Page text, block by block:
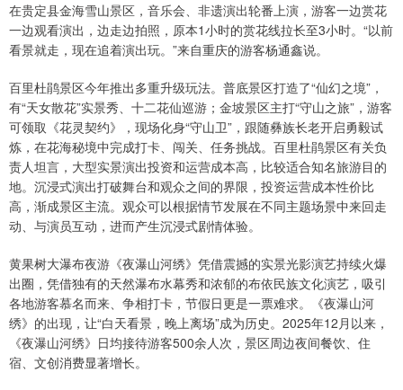
在贵定县金海雪山景区，音乐会、非遗演出轮番上演，游客一边赏花
一边观看演出，边走边拍照，原本1小时的赏花线拉长至3小时。“以前
看景就走，现在追着演出玩。”来自重庆的游客杨通鑫说。
百里杜鹃景区今年推出多重升级玩法。普底景区打造了“仙幻之境”，
有“天女散花”实景秀、十二花仙巡游；金坡景区主打“守山之旅”，游客
可领取《花灵契约》，现场化身“守山卫”，跟随彝族长老开启勇毅试
炼，在花海秘境中完成打卡、闯关、任务挑战。百里杜鹃景区有关负
责人坦言，大型实景演出投资和运营成本高，比较适合知名旅游目的
地。沉浸式演出打破舞台和观众之间的界限，投资运营成本性价比
高，渐成景区主流。观众可以根据情节发展在不同主题场景中来回走
动、与演员互动，进而产生沉浸式剧情体验。
黄果树大瀑布夜游《夜瀑山河绣》凭借震撼的实景光影演艺持续火爆
出圈，凭借独有的天然瀑布水幕秀和浓郁的布依民族文化演艺，吸引
各地游客慕名而来、争相打卡，节假日更是一票难求。《夜瀑山河
绣》的出现，让“白天看景，晚上离场”成为历史。2025年12月以来，
《夜瀑山河绣》日均接待游客500余人次，景区周边夜间餐饮、住
宿、文创消费显著增长。